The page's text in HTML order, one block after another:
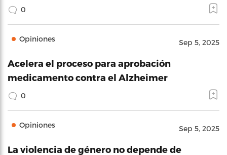
0
Opiniones Sep 5, 2025
Acelera el proceso para aprobación
medicamento contra el Alzheimer
0
Opiniones Sep 5, 2025
La violencia de género no depende de